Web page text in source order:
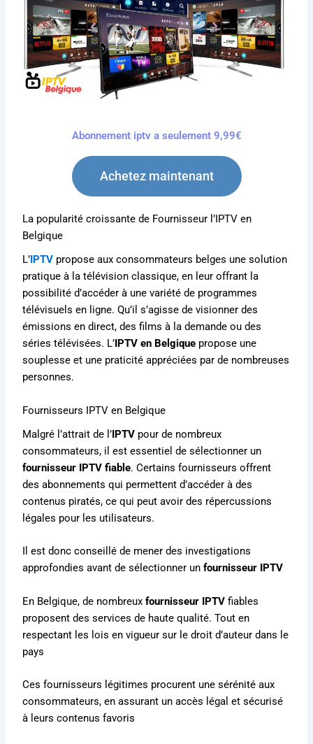
Abonnement iptv a seulement 9,99€
Achetez maintenant
La popularité croissante de Fournisseur l’IPTV en
Belgique
L’ IPTV propose aux consommateurs belges une solution
pratique à la télévision classique, en leur offrant la
possibilité d’accéder à une variété de programmes
télévisuels en ligne. Qu’il s’agisse de visionner des
émissions en direct, des films à la demande ou des
séries télévisées. L’ IPTV en Belgique propose une
souplesse et une praticité appréciées par de nombreuses
personnes.
Fournisseurs IPTV en Belgique
Malgré l’attrait de l’IPTV pour de nombreux
consommateurs, il est essentiel de sélectionner un
fournisseur IPTV fiable. Certains fournisseurs offrent
des abonnements qui permettent d’accéder à des
contenus piratés, ce qui peut avoir des répercussions
légales pour les utilisateurs.
Il est donc conseillé de mener des investigations
approfondies avant de sélectionner unfournisseur IPTV
En Belgique, de nombreuxfournisseur IPTV fiables
proposent des services de haute qualité. Tout en
respectant les lois en vigueur sur le droit d’auteur dans le
pays
Ces fournisseurs légitimes procurent une sérénité aux
consommateurs, en assurant un accès légal et sécurisé
à leurs contenus favoris